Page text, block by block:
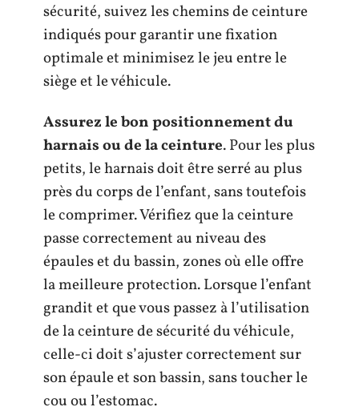
sécurité, suivez les chemins de ceinture
indiqués pour garantir une fixation
optimale et minimisez le jeu entre le
siège et le véhicule.
Assurez le bon positionnement du
harnais ou de la ceinture. Pour les plus
petits, le harnais doit être serré au plus
près du corps de l’enfant, sans toutefois
le comprimer. Vérifiez que la ceinture
passe correctement au niveau des
épaules et du bassin, zones où elle offre
la meilleure protection. Lorsque l’enfant
grandit et que vous passez à l’utilisation
de la ceinture de sécurité du véhicule,
celle-ci doit s’ajuster correctement sur
son épaule et son bassin, sans toucher le
cou ou l’estomac.